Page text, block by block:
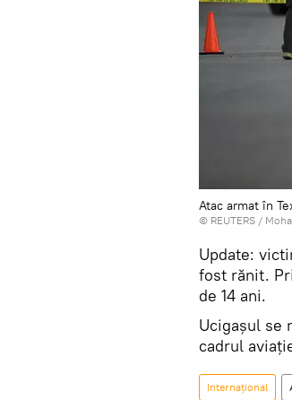
Atac armat în
© REUTERS /
Update:
fost rănit.
de 14 ani.
Ucigașul se
cadrul
Internaţional